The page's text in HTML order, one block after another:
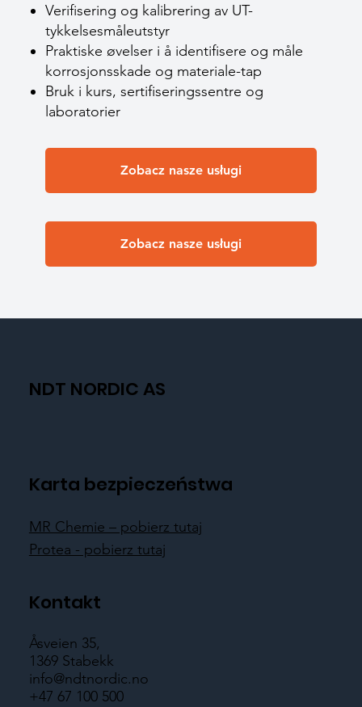
Verifisering og kalibrering av UT-
tykkelsesmåleutstyr
Praktiske øvelser i å identifisere og måle
korrosjonsskade og materiale-tap
Bruk i kurs, sertifiseringssentre og
laboratorier
Zobacz nasze usługi
Zobacz nasze usługi
NDT NORDIC AS
Karta bezpieczeństwa
MR Chemie – pobierz tutaj
Protea - pobierz tutaj
Kontakt
Åsveien 35,
1369 Stabekk
info@ndtnordic.no
+47 67 100 500